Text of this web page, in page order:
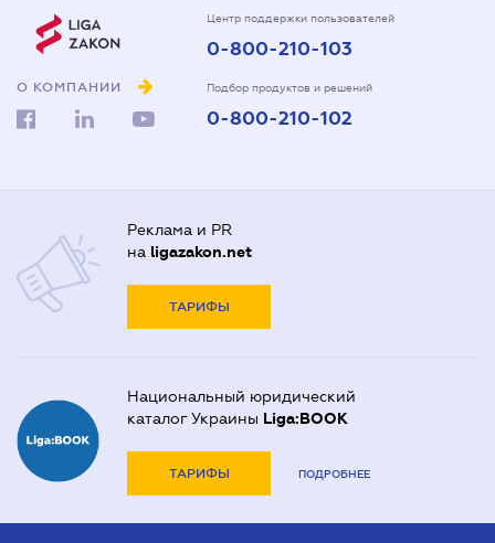
О КОМПАНИИ
Центр поддержки пользователей
0-800-210-103
Подбор продуктов и решений
0-800-210-102
Реклама и PR
на ligazakon.net
ТАРИФЫ
Национальный юридический
каталог Украины Liga:BOOK
ТАРИФЫ ПОДРОБНЕЕ